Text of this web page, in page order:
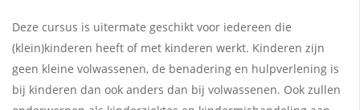
Deze cursus is uitermate geschikt voor iedereen die
(klein)kinderen heeft of met kinderen werkt. Kinderen zijn
geen kleine volwassenen, de benadering en hulpverlening is
bij kinderen dan ook anders dan bij volwassenen. Ook zullen